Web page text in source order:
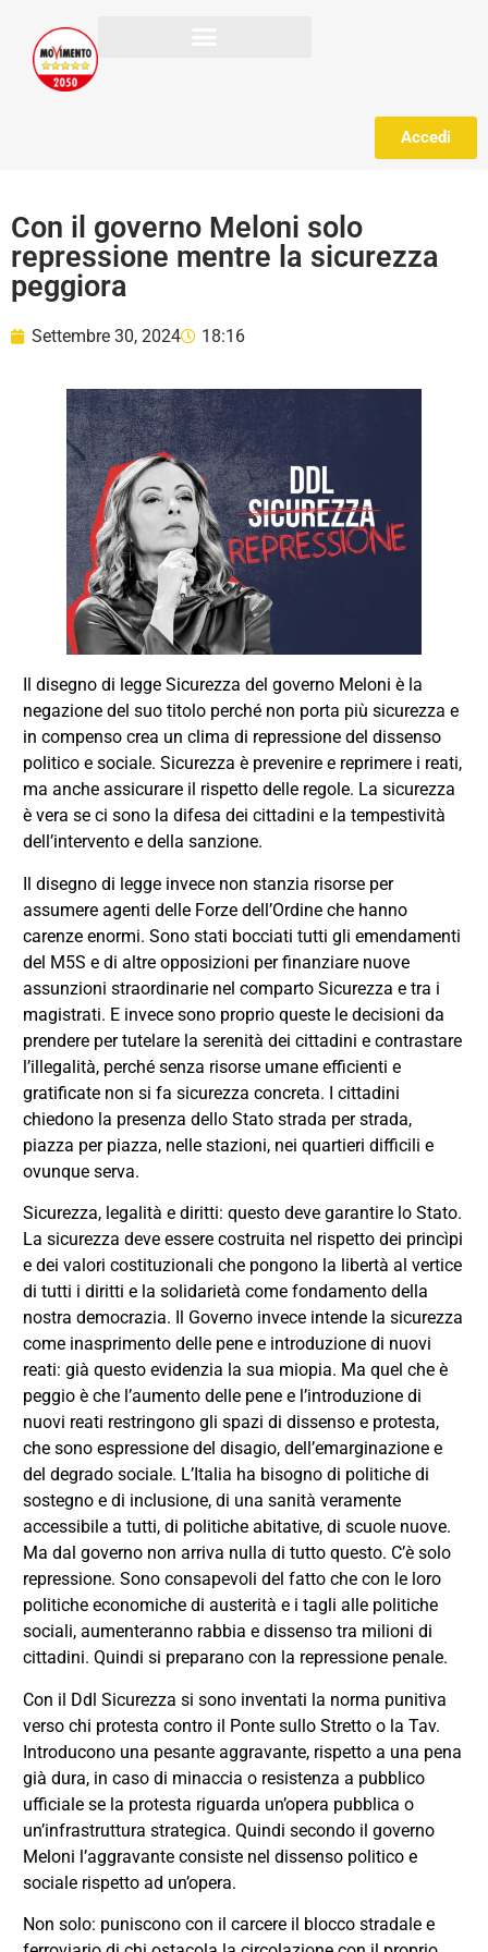
Accedi
Con il governo Meloni solo
repressione mentre la sicurezza
peggiora
Settembre 30, 2024 18:16
Il disegno di legge Sicurezza del governo Meloni è la
negazione del suo titolo perché non porta più sicurezza e
in compenso crea un clima di repressione del dissenso
politico e sociale. Sicurezza è prevenire e reprimere i reati,
ma anche assicurare il rispetto delle regole. La sicurezza
è vera se ci sono la difesa dei cittadini e la tempestività
dell’intervento e della sanzione.
Il disegno di legge invece non stanzia risorse per
assumere agenti delle Forze dell’Ordine che hanno
carenze enormi. Sono stati bocciati tutti gli emendamenti
del M5S e di altre opposizioni per finanziare nuove
assunzioni straordinarie nel comparto Sicurezza e tra i
magistrati. E invece sono proprio queste le decisioni da
prendere per tutelare la serenità dei cittadini e contrastare
l’illegalità, perché senza risorse umane efficienti e
gratificate non si fa sicurezza concreta. I cittadini
chiedono la presenza dello Stato strada per strada,
piazza per piazza, nelle stazioni, nei quartieri difficili e
ovunque serva.
Sicurezza, legalità e diritti: questo deve garantire lo Stato.
La sicurezza deve essere costruita nel rispetto dei princìpi
e dei valori costituzionali che pongono la libertà al vertice
di tutti i diritti e la solidarietà come fondamento della
nostra democrazia. Il Governo invece intende la sicurezza
come inasprimento delle pene e introduzione di nuovi
reati: già questo evidenzia la sua miopia. Ma quel che è
peggio è che l’aumento delle pene e l’introduzione di
nuovi reati restringono gli spazi di dissenso e protesta,
che sono espressione del disagio, dell’emarginazione e
del degrado sociale. L’Italia ha bisogno di politiche di
sostegno e di inclusione, di una sanità veramente
accessibile a tutti, di politiche abitative, di scuole nuove.
Ma dal governo non arriva nulla di tutto questo. C’è solo
repressione. Sono consapevoli del fatto che con le loro
politiche economiche di austerità e i tagli alle politiche
sociali, aumenteranno rabbia e dissenso tra milioni di
cittadini. Quindi si preparano con la repressione penale.
Con il Ddl Sicurezza si sono inventati la norma punitiva
verso chi protesta contro il Ponte sullo Stretto o la Tav.
Introducono una pesante aggravante, rispetto a una pena
già dura, in caso di minaccia o resistenza a pubblico
ufficiale se la protesta riguarda un’opera pubblica o
un’infrastruttura strategica. Quindi secondo il governo
Meloni l’aggravante consiste nel dissenso politico e
sociale rispetto ad un’opera.
Non solo: puniscono con il carcere il blocco stradale e